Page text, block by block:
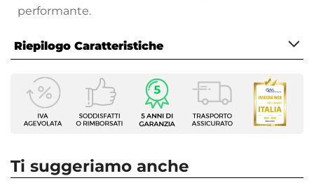
performante.
Riepilogo Caratteristiche
Caratteristiche
Tipologia
Set incasso
Incasso
Compatibilità
Ti suggeriamo anche